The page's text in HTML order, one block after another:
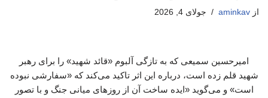
از aminkav جولای 4, 2026
امیرحسین سمیعی که به تازگی آلبوم «قائد شهید» را برای رهبر
شهید قلم زده است، درباره این اثر تاکید می‌کند که «سفارشی نبوده
است» و می‌گوید «ایده ساخت آن از روزهای میانی جنگ و با تصور